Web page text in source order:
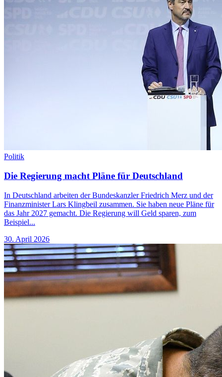
Politik
Die Regierung macht Pläne für Deutschland
In Deutschland arbeiten der Bundeskanzler Friedrich Merz und der
Finanzminister Lars Klingbeil zusammen. Sie haben neue Pläne für
das Jahr 2027 gemacht. Die Regierung will Geld sparen, zum
Beispiel...
30. April 2026